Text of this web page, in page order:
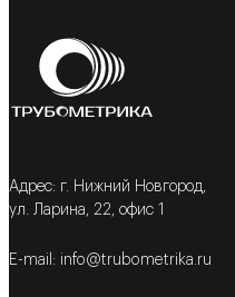
Адрес: г. Нижний Новгород,
ул. Ларина, 22, офис 1
E-mail: info@trubometrika.ru